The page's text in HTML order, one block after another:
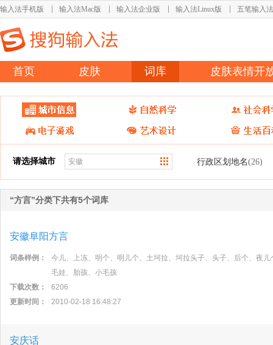
输入法手机版 输入法Mac版 输入法企业版 输入法Linux版 五笔输入法
首页 皮肤 词库 皮肤表情开
请选择城市 行政区划地名(26)
“方言”分类下共有5个词库
安徽阜阳方言
词条样例：
今儿、上冻、明个、明儿个、土坷拉、坷拉头子、头子、后个、夜
毛娃、胎孩、小毛孩
下载次数：
6206
更新时间：
2010-02-18 16:48:27
安庆话